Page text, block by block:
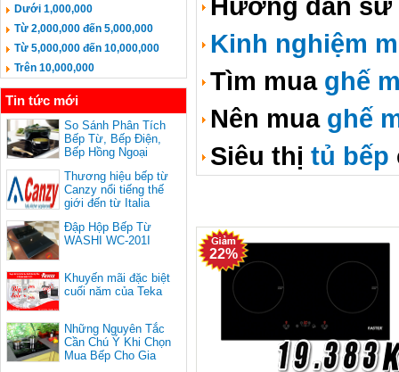
Dưới 1,000,000
Từ 2,000,000 đến 5,000,000
Từ 5,000,000 đến 10,000,000
Trên 10,000,000
Tin tức mới
So Sánh Phân Tích
Bếp Từ, Bếp Điện,
Bếp Hồng Ngoại
Thương hiệu bếp từ
Canzy nổi tiếng thế
giới đến từ Italia
Đập Hộp Bếp Từ
WASHI WC-201I
Khuyến mãi đặc biệt
cuối năm của Teka
Những Nguyên Tắc
Cần Chú Ý Khi Chọn
Mua Bếp Cho Gia
Kinh nghiệm
Tìm mua ghế
Nên mua ghế
Siêu thị tủ bếp
22%